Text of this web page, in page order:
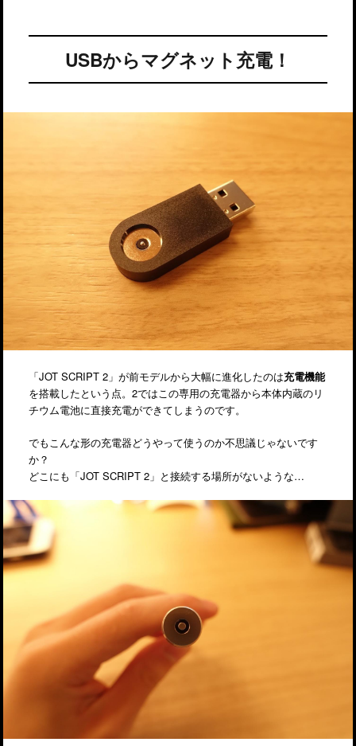
USBからマグネット充電！
「JOT SCRIPT 2」が前モデルから大幅に進化したのは充電機能
を搭載したという点。2ではこの専用の充電器から本体内蔵のリ
チウム電池に直接充電ができてしまうのです。
でもこんな形の充電器どうやって使うのか不思議じゃないです
か？
どこにも「JOT SCRIPT 2」と接続する場所がないような…